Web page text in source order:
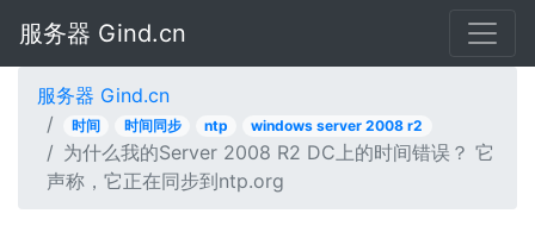
服务器 Gind.cn
服务器 Gind.cn
时间 时间同步 ntp windows server 2008 r2
为什么我的Server 2008 R2 DC上的时间错误？ 它
声称，它正在同步到ntp.org